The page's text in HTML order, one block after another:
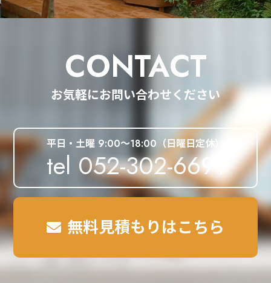
CONTACT
お気軽にお問い合わせください
平日・土曜 9:00～18:00（日曜日定休）
tel 052-302-6691
無料見積もりはこちら